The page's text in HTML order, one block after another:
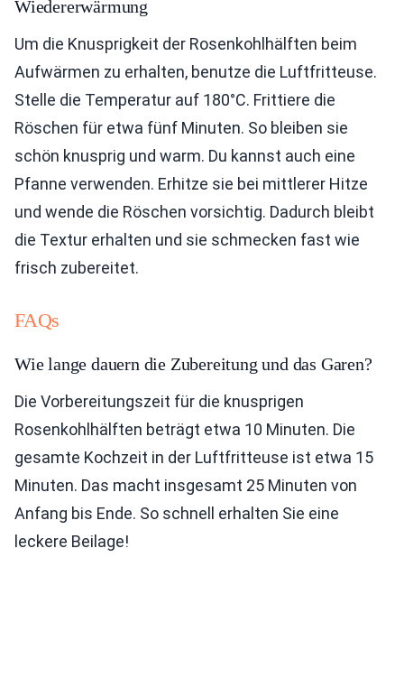
Wiedererwärmung
Um die Knusprigkeit der Rosenkohlhälften beim
Aufwärmen zu erhalten, benutze die Luftfritteuse.
Stelle die Temperatur auf 180°C. Frittiere die
Röschen für etwa fünf Minuten. So bleiben sie
schön knusprig und warm. Du kannst auch eine
Pfanne verwenden. Erhitze sie bei mittlerer Hitze
und wende die Röschen vorsichtig. Dadurch bleibt
die Textur erhalten und sie schmecken fast wie
frisch zubereitet.
FAQs
Wie lange dauern die Zubereitung und das Garen?
Die Vorbereitungszeit für die knusprigen
Rosenkohlhälften beträgt etwa 10 Minuten. Die
gesamte Kochzeit in der Luftfritteuse ist etwa 15
Minuten. Das macht insgesamt 25 Minuten von
Anfang bis Ende. So schnell erhalten Sie eine
leckere Beilage!